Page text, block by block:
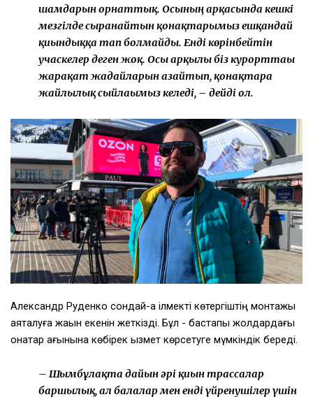
шамдарын орнаттық. Осының арқасында кешкі
мезгілде сырғанайтын қонақтарымыз ешқандай
қиындыққа тап болмайды. Енді көрінбейтін
учаскелер деген жоқ. Осы арқылы біз курорттағы
жарақат жағдайларын азайтып, қонақтарға
жайлылық сыйлағымыз келеді, – дейді ол.
Александр Руденко сондай-ақ ілмекті көтергіштің монтажы
аяқталуға жақын екенін жеткізді. Бұл - бастапқы жолдардағы
қонақтар ағынына көбірек қызмет көрсетуге мүмкіндік береді.
– Шымбұлақта дайын әрі қиын трассалар
баршылық, ал балалар мен енді үйренушілер үшін